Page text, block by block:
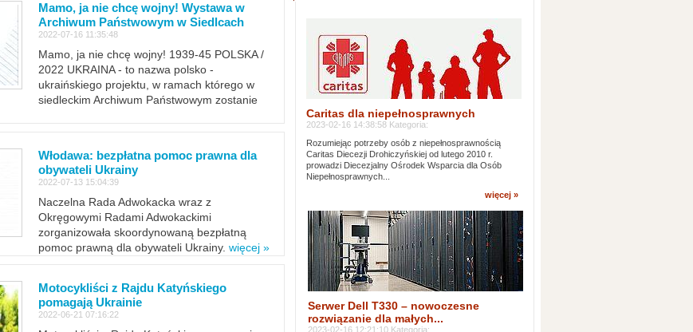
Mamo, ja nie chcę wojny! Wystawa w
Archiwum Państwowym w Siedlcach
2022-07-16 11:35:48
Mamo, ja nie chcę wojny! 1939-45 POLSKA /
2022 UKRAINA - to nazwa polsko -
ukraińskiego projektu, w ramach którego w
siedleckim Archiwum Państwowym zostanie
Włodawa: bezpłatna pomoc prawna dla
obywateli Ukrainy
2022-07-13 15:04:39
Naczelna Rada Adwokacka wraz z
Okręgowymi Radami Adwokackimi
zorganizowała skoordynowaną bezpłatną
pomoc prawną dla obywateli Ukrainy. więcej »
Motocykliści z Rajdu Katyńskiego
pomagają Ukrainie
2022-06-21 07:16:22
Caritas dla niepełnosprawnych
2023-02-16 14:38:58 Kategoria:
Rozumiejąc potrzeby osób z niepełnosprawnością
Caritas Diecezji Drohiczyńskiej od lutego 2010 r.
prowadzi Diecezjalny Ośrodek Wsparcia dla Osób
Niepełnosprawnych...
więcej »
Serwer Dell T330 – nowoczesne
rozwiązanie dla małych...
2023-02-16 12:21:10 Kategoria: